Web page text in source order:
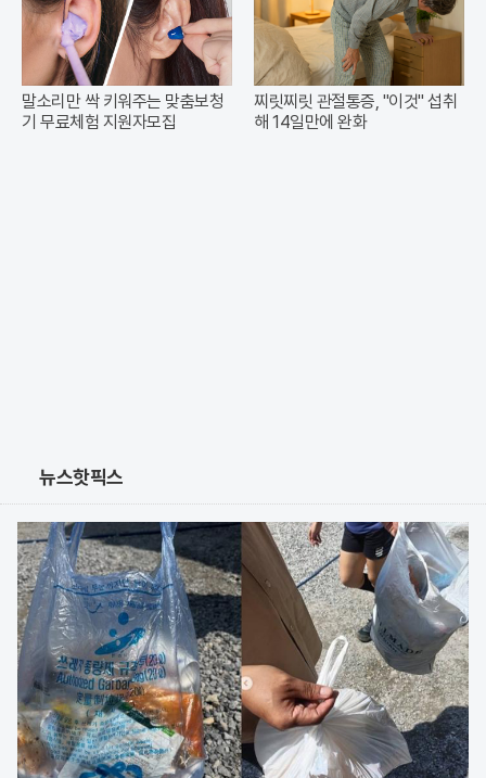
말소리만 싹 키워주는 맞춤보청
기 무료체험 지원자모집
찌릿찌릿 관절통증, "이것" 섭취
해 14일만에 완화
뉴스핫픽스